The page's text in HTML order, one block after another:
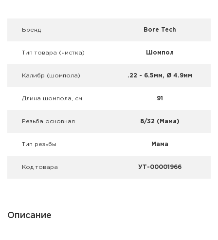
Брeнд Bore Tech
Тип товара (чистка) Шомпол
Калибр (шомпола) .22 - 6.5мм, Ø 4.9мм
Длина шомпола, см 91
Резьба основная 8/32 (Мама)
Тип резьбы Мама
Код товара УТ-00001966
Описание